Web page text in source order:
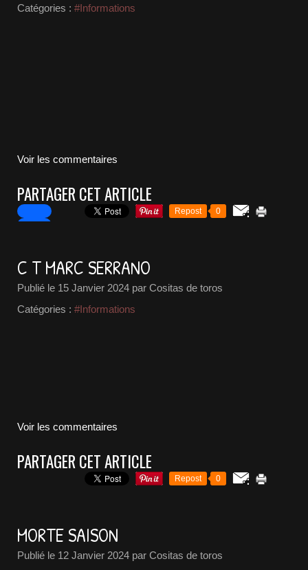
Catégories : #Informations
Voir les commentaires
PARTAGER CET ARTICLE
Repost 0
C T MARC SERRANO
Publié le 15 Janvier 2024 par Cositas de toros
Catégories : #Informations
Voir les commentaires
PARTAGER CET ARTICLE
Repost 0
MORTE SAISON
Publié le 12 Janvier 2024 par Cositas de toros